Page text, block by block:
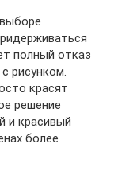
полный отказ
рисунком.
красят
решение
и красивый
более